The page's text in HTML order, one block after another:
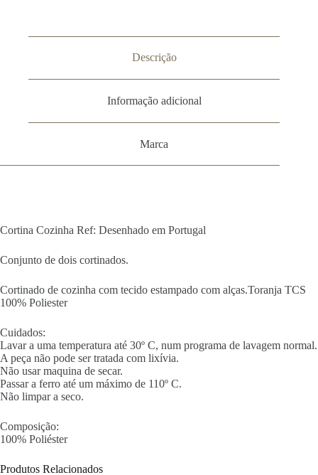
Descrição
Informação adicional
Marca
Cortina Cozinha Ref: Desenhado em Portugal
Conjunto de dois cortinados.
Cortinado de cozinha com tecido estampado com alças.Toranja TCS
100% Poliester
Cuidados:
Lavar a uma temperatura até 30º C, num programa de lavagem normal.
A peça não pode ser tratada com lixívia.
Não usar maquina de secar.
Passar a ferro até um máximo de 110º C.
Não limpar a seco.
Composição:
100% Poliéster
Produtos Relacionados